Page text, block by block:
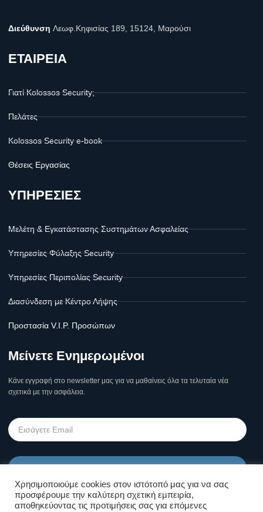
Διεύθυνση Λεωφ.Κηφισίας 189, 15124, Μαρούσι
ΕΤΑΙΡΕΙΑ
Γιατί Kolossos Security;
Πελάτες
Kolossos Security e-book
Θέσεις Εργασίας
ΥΠΗΡΕΣΙΕΣ
Μελέτη & Εγκατάστασης Συστημάτων Ασφαλείας
Υπηρεσίες Φύλαξης Security
Υπηρεσίες Περιπολίας Security
Διασύνδεση με Κέντρο Λήψης
Προστασία V.I.P. Προσώπων
Μείνετε Ενημερωμένοι
Κάνε εγγραφή στο newsletter μας για να μαθαίνεις όλα τα τελυταία νέα
σχετικά με την ασφάλεια.
Όροι Χρήσης Σελίδας & Πολιτική
Χρησιμοποιούμε cookies στον ιστότοπό μας για να σας
προσφέρουμε την καλύτερη σχετική εμπειρία,
αποθηκεύοντας τις προτιμήσεις σας για επόμενες